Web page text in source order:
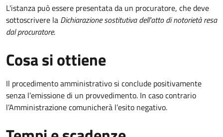
L'istanza può essere presentata da un procuratore, che deve
sottoscrivere la Dichiarazione sostitutiva dell'atto di notorietà resa
dal procuratore.
Cosa si ottiene
Il procedimento amministrativo si conclude positivamente
senza l’emissione di un provvedimento. In caso contrario
l’Amministrazione comunicherà l’esito negativo.